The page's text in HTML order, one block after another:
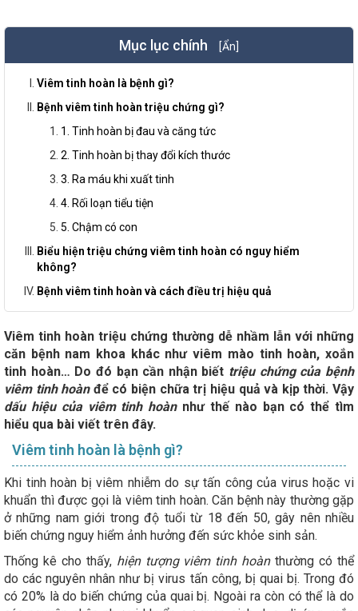
Mục lục chính [Ẩn]
Viêm tinh hoàn là bệnh gì?
Bệnh viêm tinh hoàn triệu chứng gì?
1. Tinh hoàn bị đau và căng tức
2. Tinh hoàn bị thay đổi kích thước
3. Ra máu khi xuất tinh
4. Rối loạn tiểu tiện
5. Chậm có con
Biểu hiện triệu chứng viêm tinh hoàn có nguy hiểm
không?
Bệnh viêm tinh hoàn và cách điều trị hiệu quả
Viêm tinh hoàn triệu chứng thường dễ nhầm lẫn với những
căn bệnh nam khoa khác như viêm mào tinh hoàn, xoắn
tinh hoàn… Do đó bạn cần nhận biết triệu chứng của bệnh
viêm tinh hoànđể có biện chữa trị hiệu quả và kịp thời. Vậy
dấu hiệu của viêm tinh hoànnhư thế nào bạn có thể tìm
hiểu qua bài viết trên đây.
Viêm tinh hoàn là bệnh gì?
Khi tinh hoàn bị viêm nhiễm do sự tấn công của virus hoặc vi
khuẩn thì được gọi là viêm tinh hoàn. Căn bệnh này thường gặp
ở những nam giới trong độ tuổi từ 18 đến 50, gây nên nhiều
biến chứng nguy hiểm ảnh hưởng đến sức khỏe sinh sản.
Thống kê cho thấy,hiện tượng viêm tinh hoànthường có thể
do các nguyên nhân như bị virus tấn công, bị quai bị. Trong đó
có 20% là do biến chứng của quai bị. Ngoài ra còn có thể là do